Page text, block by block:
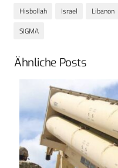
Hisbollah Israel Libanon
SIGMA
Ähnliche Posts